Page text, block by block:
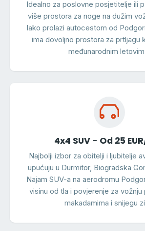
Idealno za poslovne posjetitelje ili
više prostora za noge na dužim
lako prolazi autocestom od
ima dovoljno prostora za prtljagu
međunarodnim
4x4 SUV - Od 25
Najbolji izbor za obitelji i ljubitelje
upućuju u Durmitor, Biogradska
Najam SUV-a na aerodromu
visinu od tla i povjerenje za vožnju
makadamima i snijegu